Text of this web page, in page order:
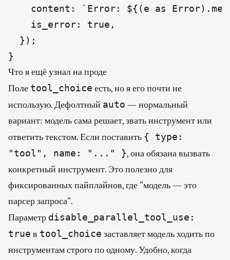
content: `Error: ${(e as
    is_error: true,
  });
}
Что я ещё узнал на проде
Поле tool_choice есть, но я его почти не
использую. Дефолтный auto — нормальный
вариант: модель сама решает, звать инструмент или
ответить текстом. Если поставить { type:
"tool", name: "..." }, она обязана вызвать
конкретный инструмент. Это полезно для
фиксированных пайплайнов, где "модель — это
парсер запроса".
Параметр disable_parallel_tool_use:
true в tool_choice заставляет модель ходить по
инструментам строго по одному. Удобно, когда